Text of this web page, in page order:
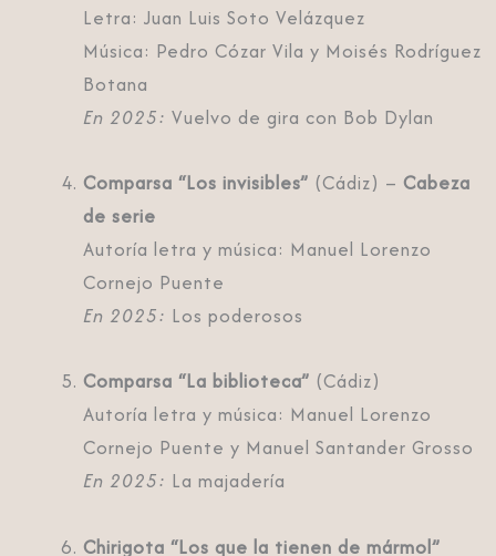
Letra: Juan Luis Soto Velázquez
Música: Pedro Cózar Vila y Moisés Rodríguez
Botana
En 2025: Vuelvo de gira con Bob Dylan
Comparsa “Los invisibles” (Cádiz) – Cabeza
de serie
Autoría letra y música: Manuel Lorenzo
Cornejo Puente
En 2025: Los poderosos
Comparsa “La biblioteca” (Cádiz)
Autoría letra y música: Manuel Lorenzo
Cornejo Puente y Manuel Santander Grosso
En 2025: La majadería
Chirigota “Los que la tienen de mármol”